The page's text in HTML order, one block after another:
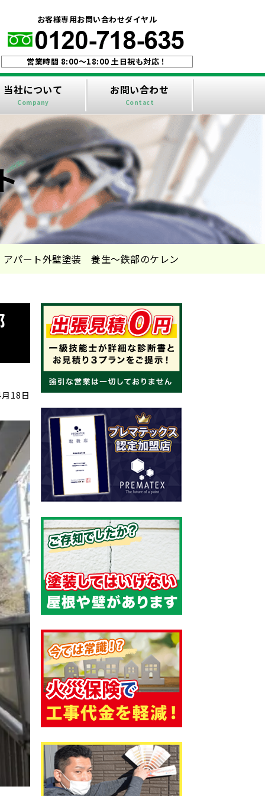
お客様専用お問い合わせダイヤル
営業時間 8:00〜18:00 土日祝も対応！
当社について
Company
お問い合わせ
Contact
パート外壁塗装 養生〜鉄部のケレン
18日